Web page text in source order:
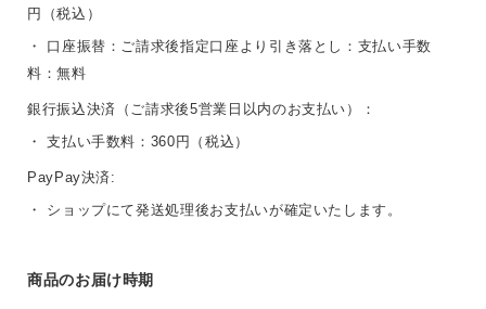
円（税込）
・ 口座振替：ご請求後指定口座より引き落とし：支払い手数
料：無料
銀行振込決済（ご請求後5営業日以内のお支払い）：
・ 支払い手数料：360円（税込）
PayPay決済:
・ ショップにて発送処理後お支払いが確定いたします。
商品のお届け時期